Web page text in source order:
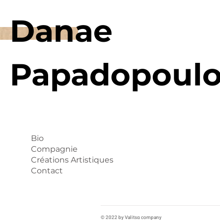
Bio
Compagnie
Créations Artistiques
Contact
Danae
© 2022 by Valitsα company